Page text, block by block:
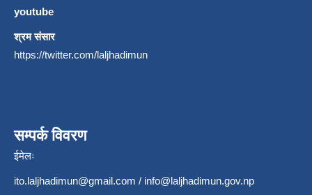
youtube
श्रम संसार
https://twitter.com/laljhadimun
सम्पर्क विवरण
ईमेलः
ito.laljhadimun@gmail.com / info@laljhadimun.gov.np